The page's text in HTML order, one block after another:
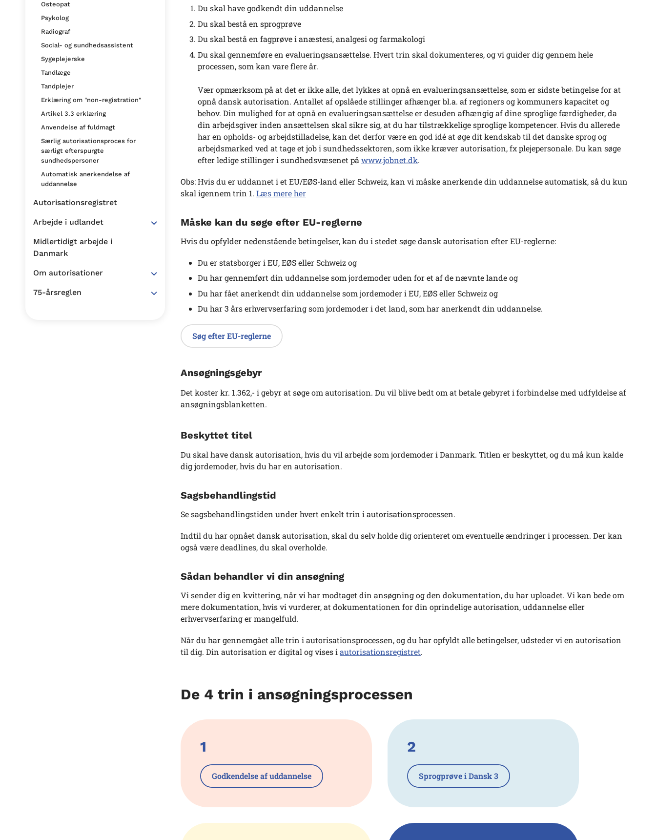
Osteopat
Psykolog
Radiograf
Social- og sundhedsassistent
Sygeplejerske
Tandlæge
Tandplejer
Erklæring om "non-registration"
Artikel 3.3 erklæring
Anvendelse af fuldmagt
Særlig autorisationsproces for
særligt efterspurgte
sundhedspersoner
Automatisk anerkendelse af
uddannelse
Autorisationsregistret
Arbejde i udlandet
Midlertidigt arbejde i
Danmark
Om autorisationer
75-årsreglen
Du skal have godkendt din uddannelse
Du skal bestå en sprogprøve
Du skal bestå en fagprøve i anæstesi, analgesi og farmakologi
Du skal gennemføre en evalueringsansættelse. Hvert trin skal dokumenteres, og vi guider dig gennem hele
processen, som kan vare flere år.
Vær opmærksom på at det er ikke alle, det lykkes at opnå en evalueringsansættelse, som er sidste betingelse for at
opnå dansk autorisation. Antallet af opslåede stillinger afhænger bl.a. af regioners og kommuners kapacitet og
behov. Din mulighed for at opnå en evalueringsansættelse er desuden afhængig af dine sproglige færdigheder, da
din arbejdsgiver inden ansættelsen skal sikre sig, at du har tilstrækkelige sproglige kompetencer. Hvis du allerede
har en opholds- og arbejdstilladelse, kan det derfor være en god idé at øge dit kendskab til det danske sprog og
arbejdsmarked ved at tage et job i sundhedssektoren, som ikke kræver autorisation, fx plejepersonale. Du kan søge
efter ledige stillinger i sundhedsvæsenet på www.jobnet.dk.
Obs: Hvis du er uddannet i et EU/EØS-land eller Schweiz, kan vi måske anerkende din uddannelse automatisk, så du kun
skal igennem trin 1. Læs mere her
Måske kan du søge efter EU-reglerne
Hvis du opfylder nedenstående betingelser, kan du i stedet søge dansk autorisation efter EU-reglerne:
Du er statsborger i EU, EØS eller Schweiz og
Du har gennemført din uddannelse som jordemoder uden for et af de nævnte lande og
Du har fået anerkendt din uddannelse som jordemoder i EU, EØS eller Schweiz og
Du har 3 års erhvervserfaring som jordemoder i det land, som har anerkendt din uddannelse.
Søg efter EU-reglerne
Ansøgningsgebyr
Det koster kr. 1.362,- i gebyr at søge om autorisation. Du vil blive bedt om at betale gebyret i forbindelse med udfyldelse af
ansøgningsblanketten.
Beskyttet titel
Du skal have dansk autorisation, hvis du vil arbejde som jordemoder i Danmark. Titlen er beskyttet, og du må kun kalde
dig jordemoder, hvis du har en autorisation.
Sagsbehandlingstid
Se sagsbehandlingstiden under hvert enkelt trin i autorisationsprocessen.
Indtil du har opnået dansk autorisation, skal du selv holde dig orienteret om eventuelle ændringer i processen. Der kan
også være deadlines, du skal overholde.
Sådan behandler vi din ansøgning
Vi sender dig en kvittering, når vi har modtaget din ansøgning og den dokumentation, du har uploadet. Vi kan bede om
mere dokumentation, hvis vi vurderer, at dokumentationen for din oprindelige autorisation, uddannelse eller
erhvervserfaring er mangelfuld.
Når du har gennemgået alle trin i autorisationsprocessen, og du har opfyldt alle betingelser, udsteder vi en autorisation
til dig. Din autorisation er digital og vises i autorisationsregistret.
De 4 trin i ansøgningsprocessen
1
Godkendelse af uddannelse
2
Sprogprøve i Dansk 3